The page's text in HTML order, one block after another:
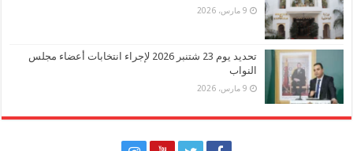
9 مارس، 2026
تحديد يوم 23 شتنبر 2026 لإجراء انتخابات أعضاء مجلس
النواب
9 مارس، 2026